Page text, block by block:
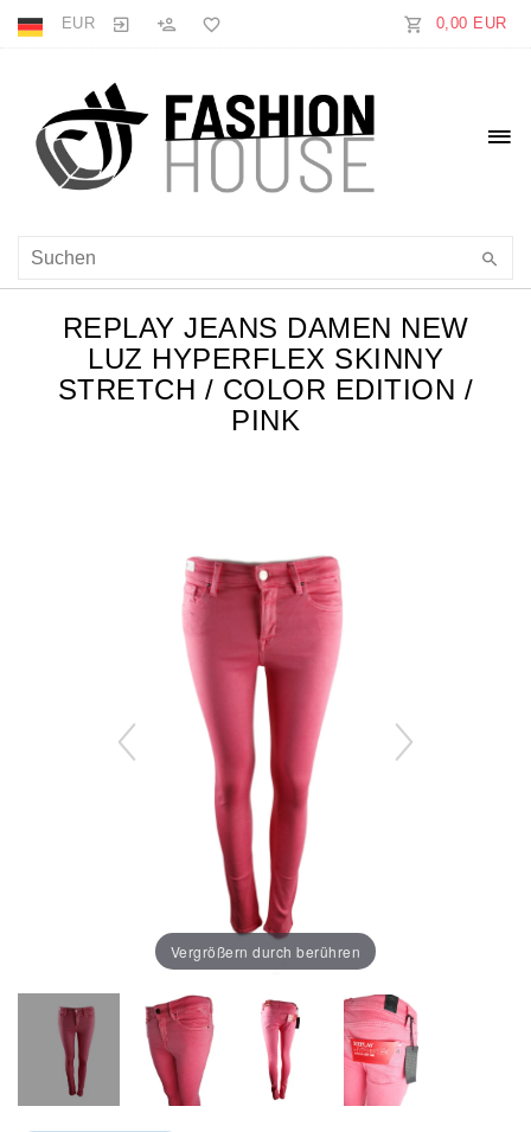
EUR 0,00 EUR
REPLAY JEANS DAMEN NEW
LUZ HYPERFLEX SKINNY
STRETCH / COLOR EDITION /
PINK
Vergrößern durch berühren